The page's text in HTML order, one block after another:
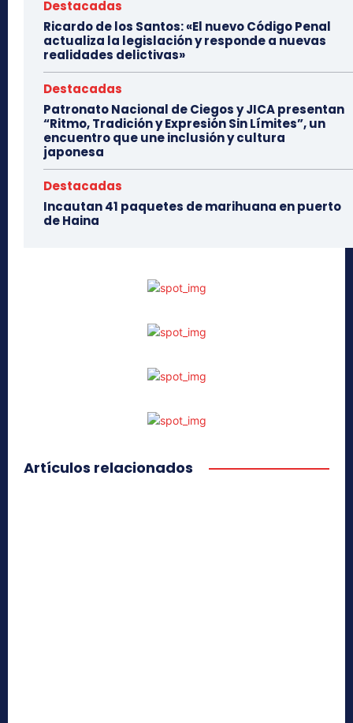
Destacadas
Ricardo de los Santos: «El nuevo Código Penal
actualiza la legislación y responde a nuevas
realidades delictivas»
Destacadas
Patronato Nacional de Ciegos y JICA presentan
“Ritmo, Tradición y Expresión Sin Límites”, un
encuentro que une inclusión y cultura
japonesa
Destacadas
Incautan 41 paquetes de marihuana en puerto
de Haina
Artículos relacionados